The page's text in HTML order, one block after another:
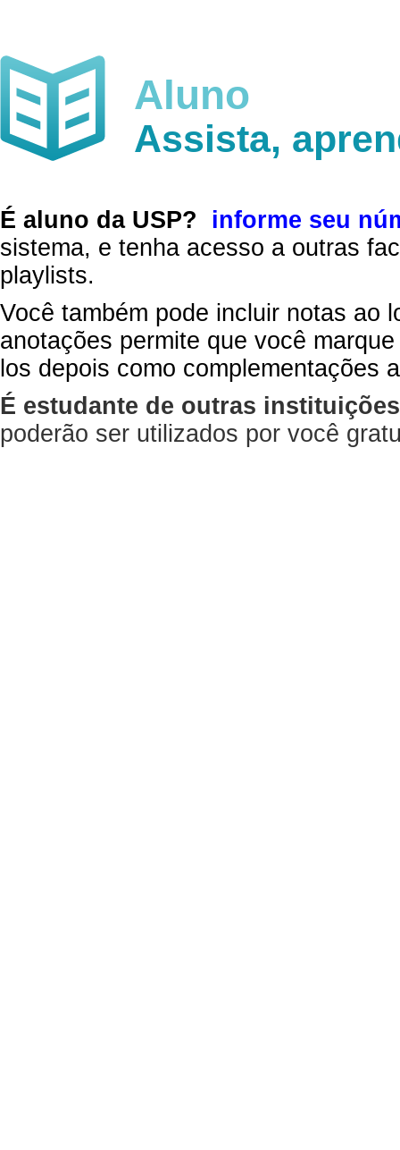
Aluno
Assista,
É aluno da USP?
informe seu
sistema, e tenha acesso a outras
playlists.
Você também pode incluir notas ao
anotações permite que você
los depois como complementações
É estudante de outras
poderão ser utilizados por você